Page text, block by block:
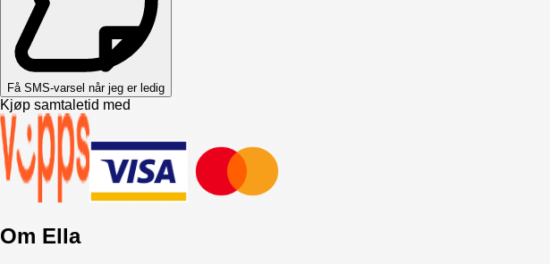
Få SMS-varsel når jeg er ledig
Kjøp samtaletid med
Om Ella